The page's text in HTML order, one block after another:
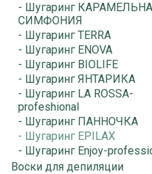
- Шугаринг
СИМФОНИЯ
- Шугаринг TERRA
- Шугаринг ENOVA
- Шугаринг BIOLIFE
- Шугаринг ЯНТАРИКА
- Шугаринг LA ROSSA-
profeshional
- Шугаринг ПАННОЧКА
- Шугаринг EPILAX
- Шугаринг Enjoy-
Воски для депиляции